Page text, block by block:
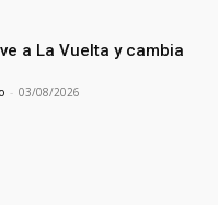
a La Vuelta y cambia
- 03/08/2026